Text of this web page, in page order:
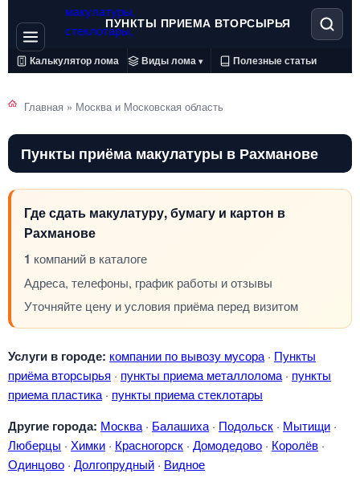
ПУНКТЫ ПРИЕМА ВТОРСЫРЬЯ
Калькулятор лома Виды лома ▾ Полезные статьи
Главная » Москва и Московская область
Пункты приёма макулатуры в Рахманове
Где сдать макулатуру, бумагу и картон в
Рахманове
1 компаний в каталоге
Адреса, телефоны, график работы и отзывы
Уточняйте цену и условия приёма перед визитом
Услуги в городе: компании по вывозу мусора · Пункты
приёма вторсырья · пункты приема металлолома · пункты
приема пластика · пункты приема стеклотары
Другие города: Москва · Балашиха · Подольск · Мытищи ·
Люберцы · Химки · Красногорск · Домодедово · Королёв ·
Одинцово · Долгопрудный · Видное